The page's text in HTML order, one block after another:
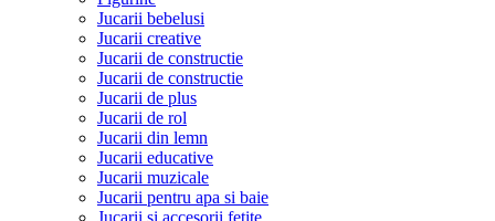
Jucarii bebelusi
Jucarii creative
Jucarii de constructie
Jucarii de constructie
Jucarii de plus
Jucarii de rol
Jucarii din lemn
Jucarii educative
Jucarii muzicale
Jucarii pentru apa si baie
Jucarii si accesorii fetite